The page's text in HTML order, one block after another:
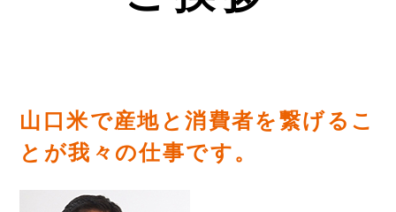
山口米で産地と消費者を繋げるこ
とが我々の仕事です。